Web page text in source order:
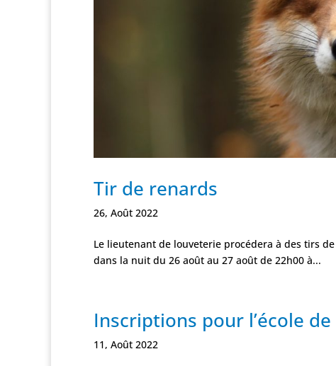
Tir de renards
26, Août 2022
Le lieutenant de louveterie procédera à des tirs
dans la nuit du 26 août au 27 août de 22h00 à...
Inscriptions pour l’école
11, Août 2022